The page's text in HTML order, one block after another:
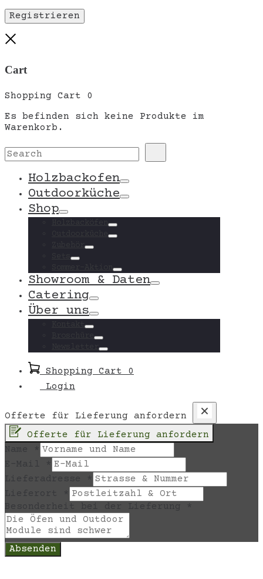
Registrieren
Cart
Shopping Cart 0
Es befinden sich keine Produkte im
Warenkorb.
Search
for:
Holzbackofen Toggle
Outdoorküche Toggle
Shop Toggle
Toggle
Toggle
Toggle
Toggle
Toggle
Showroom & Daten Toggle
Catering Toggle
Über uns Toggle
Toggle
Toggle
Toggle
Shopping Cart
0
Login
Offerte für Lieferung anfordern
Offerte für Lieferung anfordern
Name
E-Mail
Lieferadresse
Lieferort
Besonderheit bei der Lieferung
Absenden